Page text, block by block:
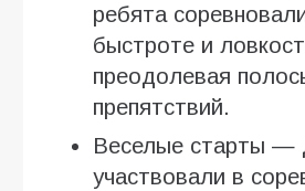
ребята
быстроте и
преодолевая
препятствий.
Веселые старты —
участвовали в